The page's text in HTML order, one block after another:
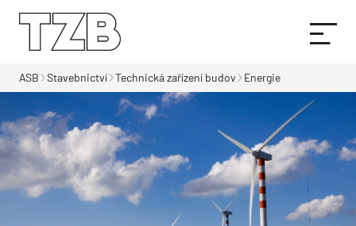
ASB Stavebnictví Technická zařízení budov Energie